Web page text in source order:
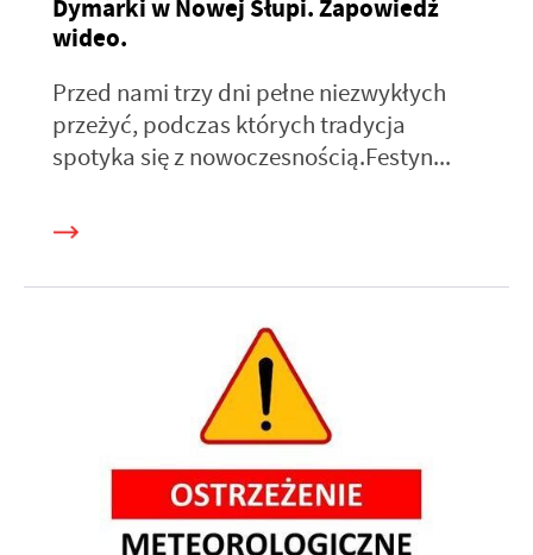
Dymarki w Nowej Słupi. Zapowiedź
wideo.
Przed nami trzy dni pełne niezwykłych
przeżyć, podczas których tradycja
spotyka się z nowoczesnością.Festyn...